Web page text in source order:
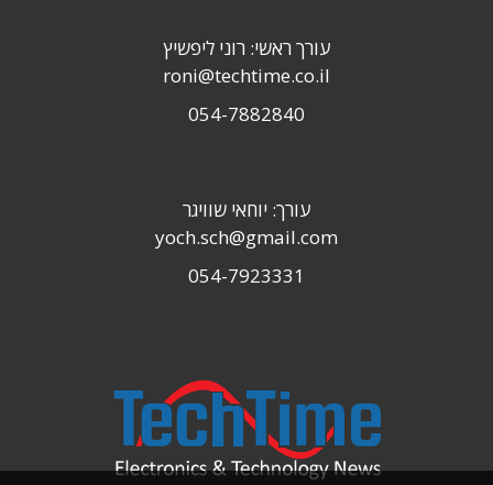
עורך ראשי: רוני ליפשיץ
roni@techtime.co.il
054-7882840
עורך: יוחאי שוויגר
yoch.sch@gmail.com
054-7923331